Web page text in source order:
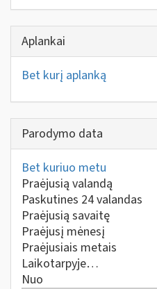
Aplankai
Bet kurį aplanką
Parodymo data
Bet kuriuo metu
Praėjusią valandą
Paskutines 24 valandas
Praėjusią savaitę
Praėjusį mėnesį
Praėjusiais metais
Laikotarpyje…
Nuo